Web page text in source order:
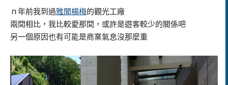
ｎ年前我到過雅聞楊梅的觀光工廠
兩間相比，我比較愛那間，或許是遊客較少的關係吧
另一個原因也有可能是商業氣息沒那麼重